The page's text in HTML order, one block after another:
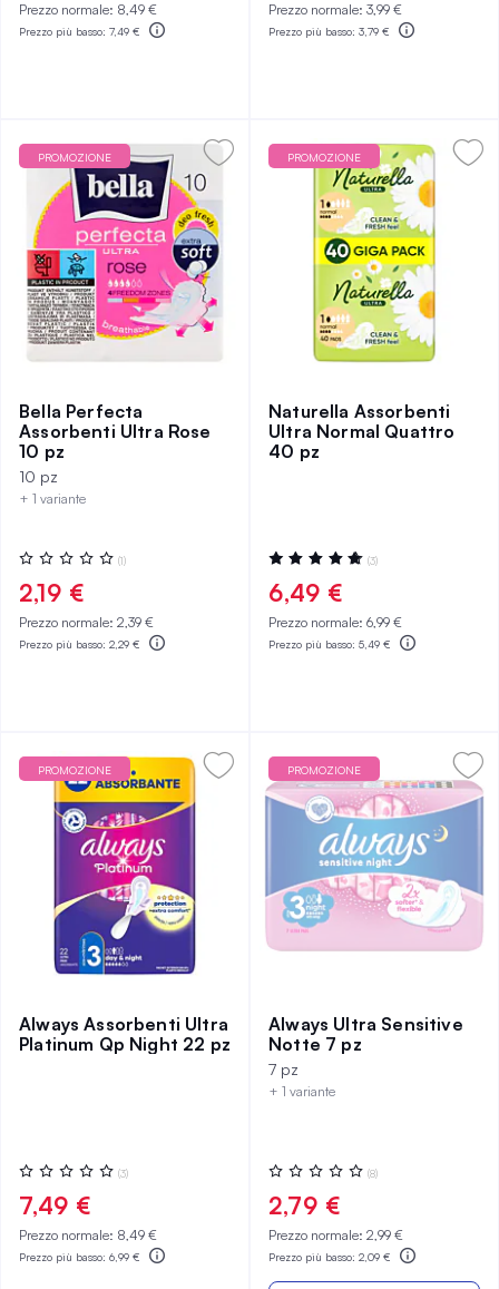
Prezzo normale: 8,49 €
Prezzo più basso: 7,49 €
Prezzo normale: 3,99 €
Prezzo più basso: 3,79 €
PROMOZIONE
Bella Perfecta
Assorbenti Ultra Rose
10 pz
10 pz
+ 1 variante
Valutazione:
0%
(1)
2,19 €
Prezzo normale: 2,39 €
Prezzo più basso: 2,29 €
PROMOZIONE
Naturella Assorbenti
Ultra Normal Quattro
40 pz
Valutazione:
100%
(3)
6,49 €
Prezzo normale: 6,99 €
Prezzo più basso: 5,49 €
PROMOZIONE
Always Assorbenti Ultra
Platinum Qp Night 22 pz
Valutazione:
0%
(3)
7,49 €
Prezzo normale: 8,49 €
Prezzo più basso: 6,99 €
PROMOZIONE
Always Ultra Sensitive
Notte 7 pz
7 pz
+ 1 variante
Valutazione:
0%
(8)
2,79 €
Prezzo normale: 2,99 €
Prezzo più basso: 2,09 €